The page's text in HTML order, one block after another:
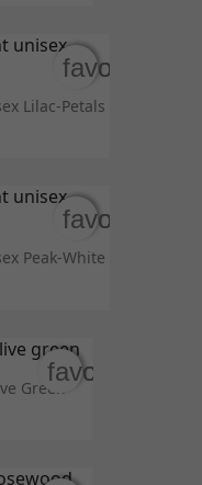
Lilac-Petals
Peak-White
Green